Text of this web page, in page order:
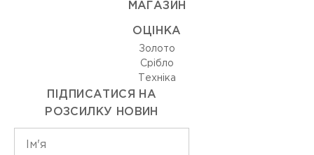
МАГАЗИН
ОЦIНКА
Золото
Срiбло
Технiка
ПІДПИСАТИСЯ НА
РОЗСИЛКУ НОВИН